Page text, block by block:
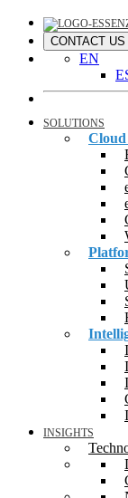
CONTACT US
EN
SOLUTIONS
INSIGHTS